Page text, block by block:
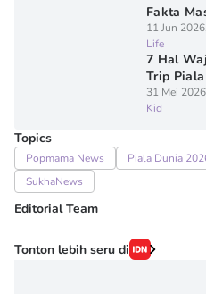
Fakta
11 Jun
Life
7 Hal
Trip
31 Mei
Kid
Topics
Popmama News Piala Dunia
SukhaNews
Editorial Team
Editor
Tonton lebih seru di